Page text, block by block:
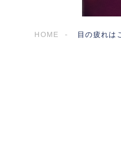
HOME 目の疲れは